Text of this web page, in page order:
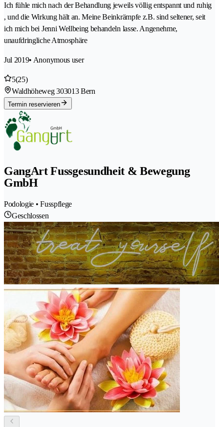
Ich fühle mich nach der Behandlung jeweils völlig entspannt und ruhig
, und die Wirkung hält an. Meine Beinkrämpfe z.B. sind seltener, seit
ich mich bei Jenni Wellbeing behandeln lasse. Angenehme,
unaufdringliche Atmosphäre
Jul 2019• Anonymous user
5(25)
Waldhöheweg 303013 Bern
Termin reservieren
GangArt Fussgesundheit & Bewegung
GmbH
Podologie • Fusspflege
Geschlossen